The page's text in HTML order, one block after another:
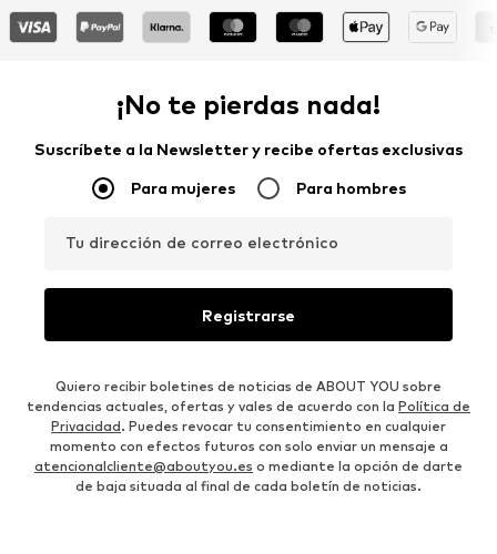
¡No te pierdas nada!
Suscríbete a la Newsletter y recibe ofertas exclusivas
Para mujeres Para hombres
Tu dirección de correo electrónico
Registrarse
Quiero recibir boletines de noticias de ABOUT YOU sobre
tendencias actuales, ofertas y vales de acuerdo con la Política de
Privacidad. Puedes revocar tu consentimiento en cualquier
momento con efectos futuros con solo enviar un mensaje a
atencionalcliente@aboutyou.es o mediante la opción de darte
de baja situada al final de cada boletín de noticias.